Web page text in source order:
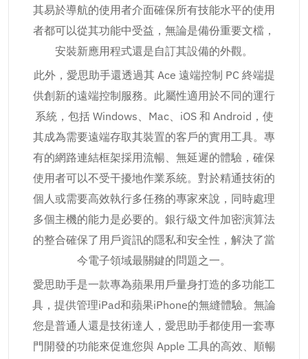
其易於導航的使用者介面確保所有技能水平的使用
者都可以從其功能中受益，無論是備份重要文檔，
安裝新應用程式還是自訂其設備的外觀。
此外，愛思助手還透過其 Ace 遠端控制 PC 終端提
供創新的遠端控制服務。此屬性適用於不同的運行
系統，包括 Windows、Mac、iOS 和 Android，使
其成為需要遠端存取其裝置的客戶的實用工具。專
有的網路連結框架採用流暢、無延遲的體驗，確保
使用者可以不受干擾地作業系統。對於精通技術的
個人或需要高效執行多任務的專家來說，同時處理
多個主機的能力是必要的。銀行級文件加密演算法
的整合確保了用戶資訊的隱私和安全性，解決了當
今電子領域最關鍵的問題之一。
愛思助手是一款專為蘋果用戶量身打造的多功能工
具，提供管理iPad和蘋果iPhone的無縫體驗。無論
您是普通人還是技術達人，愛思助手都使用一套專
門開發的功能來促進您與 Apple 工具的高效、順暢